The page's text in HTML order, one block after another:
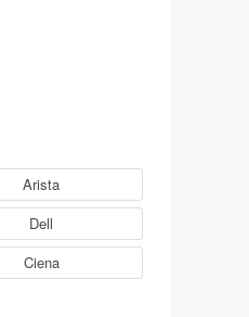
Arista
Dell
Ciena